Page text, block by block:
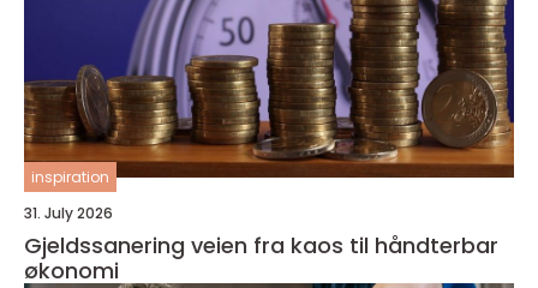
inspiration
31. July 2026
Gjeldssanering veien fra kaos til håndterbar
økonomi